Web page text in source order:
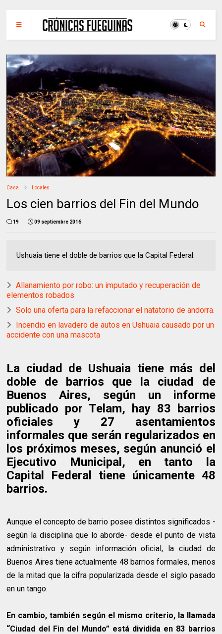
Casa Locales
Los cien barrios del Fin del Mundo
19 09 septiembre 2016
Ushuaia tiene el doble de barrios que la Capital Federal.
Allanamiento por robo: un imputado y recuperación de
elementos robados
Solo una oferta para la refaccionar el natatorio de andorra.
Incendio en lavadero de autos en Ushuaia causado por un
accidente con una mascota
La ciudad de Ushuaia tiene más del
doble de barrios que la ciudad de
Buenos Aires, según un informe
publicado por Telam, hay 83 barrios
oficiales y 27 asentamientos
informales que serán regularizados en
los próximos meses, según anunció el
Ejecutivo Municipal, en tanto la
Capital Federal tiene únicamente 48
barrios.
Aunque el concepto de barrio posee distintos significados -
según la disciplina que lo aborde- desde el punto de vista
administrativo y según información oficial, la ciudad de
Buenos Aires tiene actualmente 48 barrios formales, menos
de la mitad que la cifra popularizada desde el siglo pasado
en un tango.
En cambio, también según el mismo criterio, la llamada
“Ciudad del Fin del Mundo” está dividida en 83 barrios